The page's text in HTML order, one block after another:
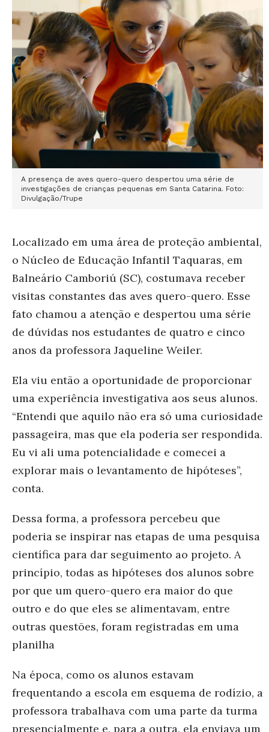
A presença de aves quero-quero despertou uma série de
investigações de crianças pequenas em Santa Catarina. Foto:
Divulgação/Trupe
Localizado em uma área de proteção ambiental,
o Núcleo de Educação Infantil Taquaras, em
Balneário Camboriú (SC), costumava receber
visitas constantes das aves quero-quero. Esse
fato chamou a atenção e despertou uma série
de dúvidas nos estudantes de quatro e cinco
anos da professora Jaqueline Weiler.
Ela viu então a oportunidade de proporcionar
uma experiência investigativa aos seus alunos.
“Entendi que aquilo não era só uma curiosidade
passageira, mas que ela poderia ser respondida.
Eu vi ali uma potencialidade e comecei a
explorar mais o levantamento de hipóteses”,
conta.
Dessa forma, a professora percebeu que
poderia se inspirar nas etapas de uma pesquisa
científica para dar seguimento ao projeto. A
princípio, todas as hipóteses dos alunos sobre
por que um quero-quero era maior do que
outro e do que eles se alimentavam, entre
outras questões, foram registradas em uma
planilha
Na época, como os alunos estavam
frequentando a escola em esquema de rodízio, a
professora trabalhava com uma parte da turma
presencialmente e, para a outra, ela enviava um